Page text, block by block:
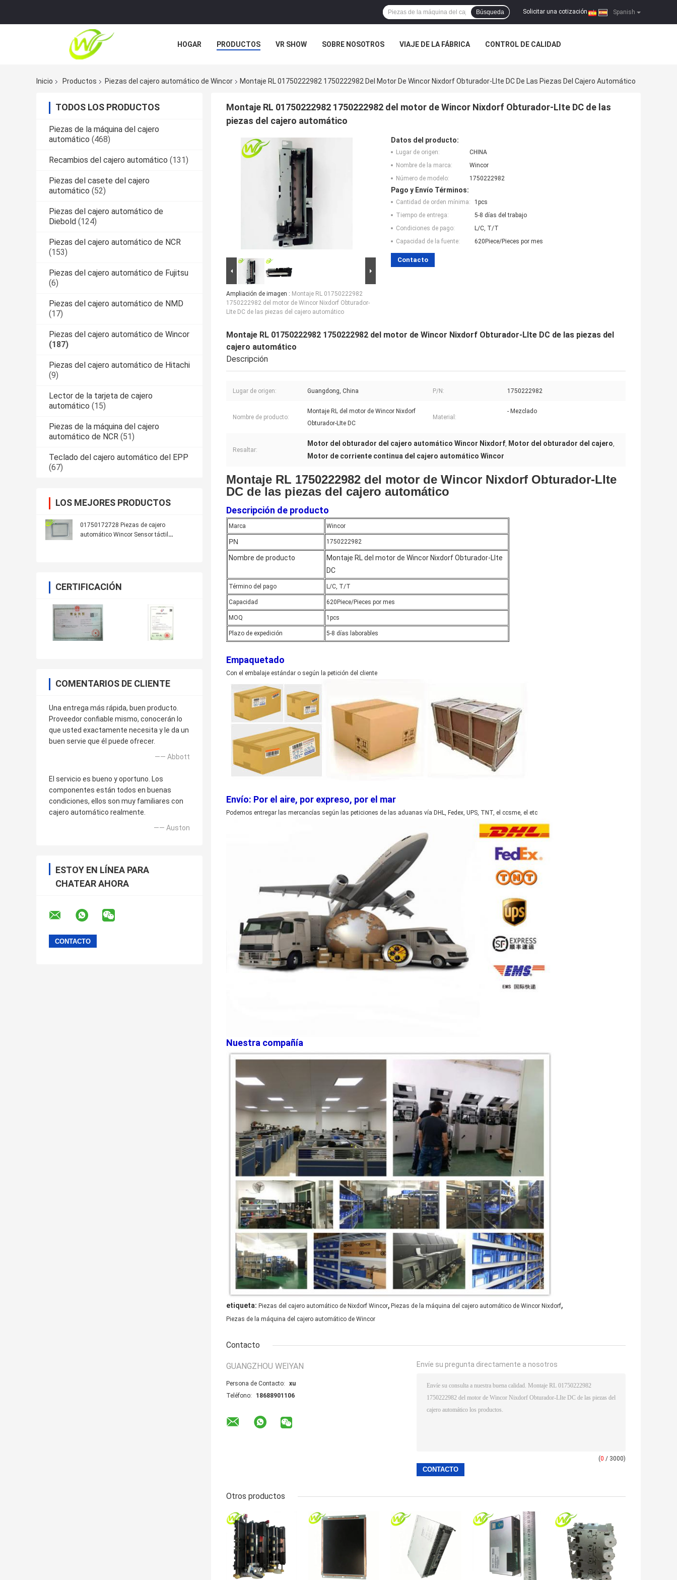
Spanish
Solicitar una cotización |
Búsqueda
HOGAR PRODUCTOS VR SHOW SOBRE NOSOTROS VIAJE DE LA FÁBRICA CONTROL DE CALIDAD
Inicio
Productos Piezas del cajero automático de Wincor Montaje RL 01750222982 1750222982 Del Motor De Wincor Nixdorf Obturador-LIte DC De Las Piezas Del Cajero Automático
TODOS LOS PRODUCTOS
Piezas de la máquina del cajero
automático (468)
Recambios del cajero automático (131)
Piezas del casete del cajero
automático (52)
Piezas del cajero automático de
Diebold (124)
Piezas del cajero automático de NCR
(153)
Piezas del cajero automático de Fujitsu
(6)
Piezas del cajero automático de NMD
(17)
Piezas del cajero automático de Wincor
(187)
Piezas del cajero automático de Hitachi
(9)
Lector de la tarjeta de cajero
automático (15)
Piezas de la máquina del cajero
automático de NCR (51)
Teclado del cajero automático del EPP
(67)
LOS MEJORES PRODUCTOS
01750172728 Piezas de cajero
automático Wincor Sensor táctil
CERTIFICACIÓN
COMENTARIOS DE CLIENTE
Una entrega más rápida, buen producto.
Proveedor confiable mismo, conocerán lo
que usted exactamente necesita y le da un
buen servie que él puede ofrecer.
—— Abbott
El servicio es bueno y oportuno. Los
componentes están todos en buenas
condiciones, ellos son muy familiares con
cajero automático realmente.
—— Auston
ESTOY EN LÍNEA PARA
CHATEAR AHORA
Montaje RL 01750222982 1750222982 del motor de Wincor Nixdorf Obturador-LIte DC de las
piezas del cajero automático
Ampliación de imagen : Montaje RL 01750222982
1750222982 del motor de Wincor Nixdorf Obturador-
LIte DC de las piezas del cajero automático
Datos del producto:
Lugar de origen:
CHINA
Nombre de la marca:
Wincor
Número de modelo:
1750222982
Pago y Envío Términos:
Cantidad de orden mínima:
1pcs
Tiempo de entrega:
5-8 días del trabajo
Condiciones de pago:
L/C, T/T
Capacidad de la fuente:
620Piece/Pieces por mes
Contacto
Montaje RL 01750222982 1750222982 del motor de Wincor Nixdorf Obturador-LIte DC de las piezas del
cajero automático
Descripción
Lugar de origen: Guangdong, China P/N: 1750222982
Nombre de producto:
Montaje RL del motor de Wincor Nixdorf
Obturador-LIte DC
Material:
- Mezclado
Resaltar:
Motor del obturador del cajero automático Wincor Nixdorf, Motor del obturador del cajero,
Motor de corriente continua del cajero automático Wincor
Montaje RL 1750222982 del motor de Wincor Nixdorf Obturador-LIte
DC de las piezas del cajero automático
Descripción de producto
Marca Wincor
PN 1750222982
Nombre de producto
Montaje RL del motor de Wincor Nixdorf Obturador-LIte
DC
Término del pago L/C, T/T
Capacidad 620Piece/Pieces por mes
MOQ 1pcs
Plazo de expedición 5-8 días laborables
Empaquetado
Con el embalaje estándar o según la petición del cliente
Envío: Por el aire, por expreso, por el mar
Podemos entregar las mercancías según las peticiones de las aduanas vía DHL, Fedex, UPS, TNT, el ccsme, el etc
Nuestra compañía
etiqueta: Piezas del cajero automático de Nixdorf Wincor, Piezas de la máquina del cajero automático de Wincor Nixdorf,
Piezas de la máquina del cajero automático de Wincor
Contacto
GUANGZHOU WEIYAN
Persona de Contacto:
xu
Teléfono:
18688901106
Envíe su pregunta directamente a nosotros
(0 / 3000)
Otros productos